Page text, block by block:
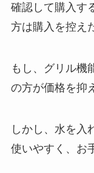
確認して購入す
方は購入を控え
もし、グリル機
の方が価格を抑
しかし、水を入
使いやすく、お